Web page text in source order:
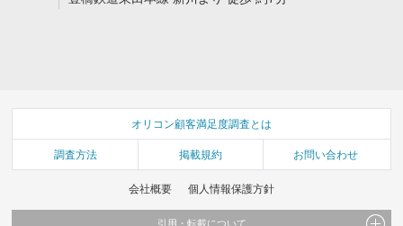
オリコン顧客満足度調査とは
調査方法 掲載規約 お問い合わせ
会社概要 個人情報保護方針
引用・転載について